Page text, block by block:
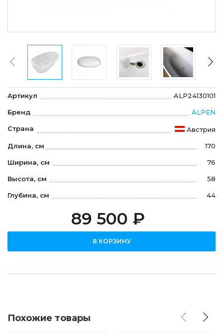
Артикул ALP24130101
Бренд ALPEN
Страна Австрия
Длина, см 170
Ширина, см 76
Высота, см 58
Глубина, см 44
89 500 ₽
В КОРЗИНУ
Похожие товары